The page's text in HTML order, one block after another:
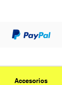
Accesorios